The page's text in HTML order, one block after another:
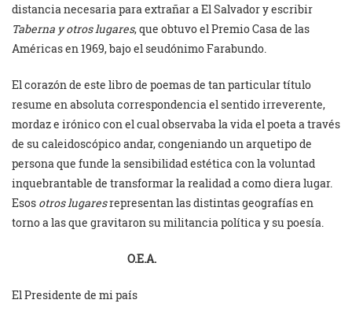
distancia necesaria para extrañar a El Salvador y escribir
Taberna y otros lugares, que obtuvo el Premio Casa de las
Américas en 1969, bajo el seudónimo Farabundo.
El corazón de este libro de poemas de tan particular título
resume en absoluta correspondencia el sentido irreverente,
mordaz e irónico con el cual observaba la vida el poeta a través
de su caleidoscópico andar, congeniando un arquetipo de
persona que funde la sensibilidad estética con la voluntad
inquebrantable de transformar la realidad a como diera lugar.
Esos otros lugaresrepresentan las distintas geografías en
torno a las que gravitaron su militancia política y su poesía.
O.E.A.
El Presidente de mi país